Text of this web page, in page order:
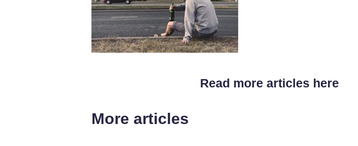
Read more articles here
More articles